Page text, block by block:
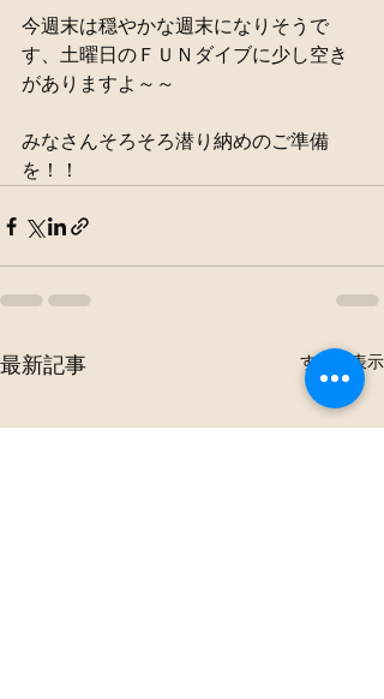
今週末は穏やかな週末になりそうで
す、土曜日のＦＵＮダイブに少し空き
がありますよ～～
みなさんそろそろ潜り納めのご準備
を！！
最新記事 すべて表示